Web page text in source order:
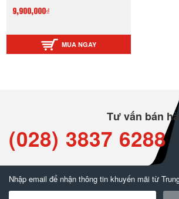
9,900,000₫
MUA NGAY
Tư vấn bán
(028) 3837 6288
Nhập email để nhận thông tin khuyến mãi từ